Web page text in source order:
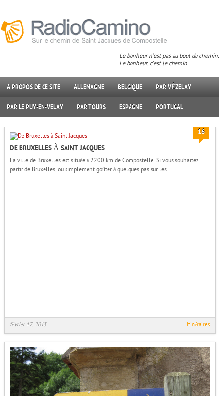
Le bonheur n'est pas au bout du chemin.
Le bonheur, c'est le chemin
A PROPOS DE CE SITE ALLEMAGNE BELGIQUE PAR VÉZELAY
PAR LE PUY-EN-VELAY PAR TOURS ESPAGNE PORTUGAL
16
DE BRUXELLES À SAINT JACQUES
La ville de Bruxelles est située à 2200 km de Compostelle. Si vous souhaitez
partir de Bruxelles, ou simplement goûter à quelques pas sur les
février 17, 2013 Itinéraires